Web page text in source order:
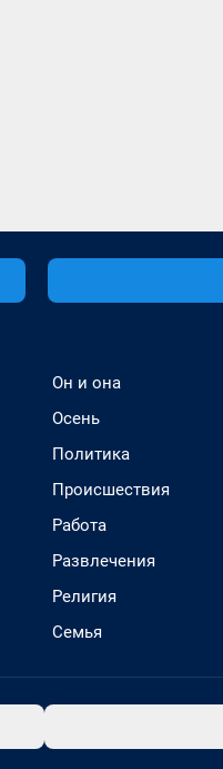
Он и она
Осень
Политика
Происшествия
Работа
Развлечения
Религия
Семья